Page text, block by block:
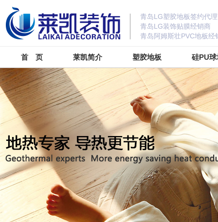
青岛LG塑胶地板签约代
青岛LG装饰贴膜经销商
青岛阿姆斯壮PVC地板经
首 页 莱凯简介 塑胶地板 硅PU球